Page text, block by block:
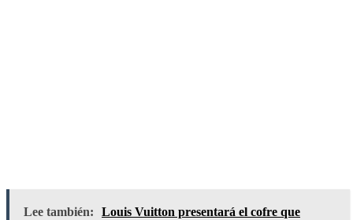
Lee también:
Louis Vuitton presentará el cofre que